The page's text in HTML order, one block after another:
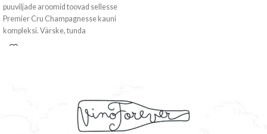
puuviljade aroomid toovad sellesse
Premier Cru Champagnesse kauni
kompleksi. Värske, tunda
tsitrustenoote, röstisust. 40% on 2015a